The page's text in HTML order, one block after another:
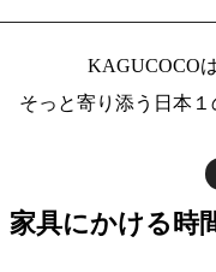
KAGUCOCO
そっと寄り添う日本１
家具にかける時